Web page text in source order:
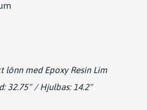
lönn med Epoxy Resin Lim
32.75" / Hjulbas: 14.2"